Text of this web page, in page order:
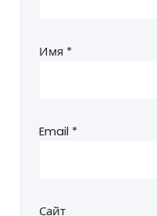
Имя *
Email *
Сайт